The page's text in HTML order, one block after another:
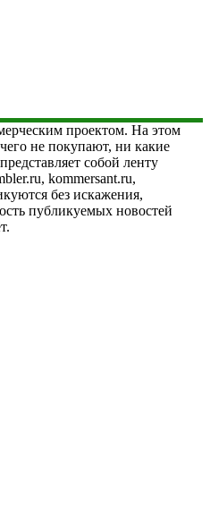
проектом. На этом
не покупают, ни какие
собой ленту
kommersant.ru,
без искажения,
публикуемых новостей